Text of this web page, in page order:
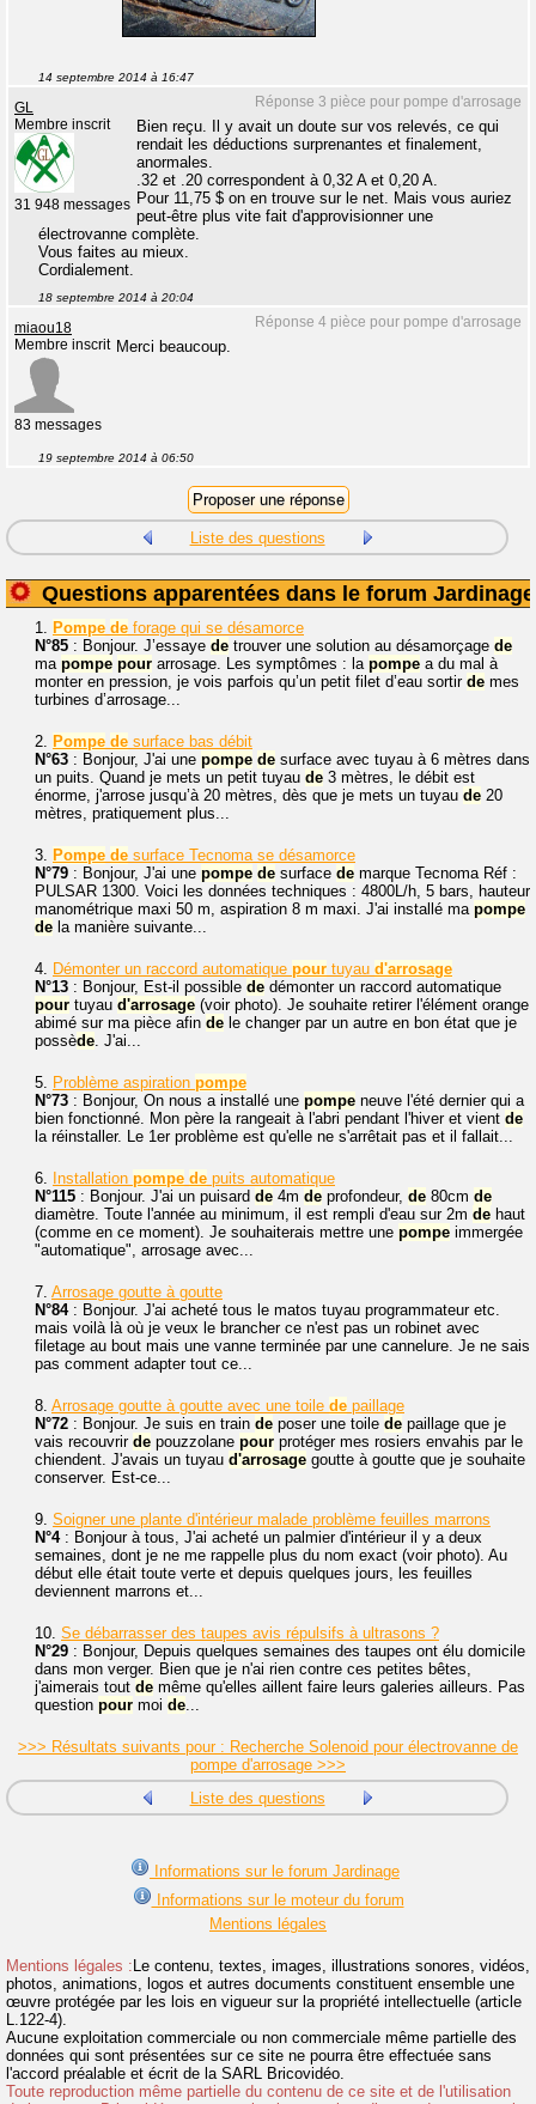
14 septembre 2014 à 16:47
Réponse 3 pièce pour pompe d'arrosage
GL
Membre inscrit
31 948 messages
Bien reçu. Il y avait un doute sur vos relevés, ce qui
rendait les déductions surprenantes et finalement,
anormales.
.32 et .20 correspondent à 0,32 A et 0,20 A.
Pour 11,75 $ on en trouve sur le net. Mais vous auriez
peut-être plus vite fait d'approvisionner une
électrovanne complète.
Vous faites au mieux.
Cordialement.
18 septembre 2014 à 20:04
Réponse 4 pièce pour pompe d'arrosage
miaou18
Membre inscrit
83 messages
Merci beaucoup.
19 septembre 2014 à 06:50
Liste des questions
Questions apparentées dans le forum Jardinage
1. Pompe de forage qui se désamorce
N°85 : Bonjour. J’essaye de trouver une solution au désamorçage de
ma pompe pour arrosage. Les symptômes : la pompe a du mal à
monter en pression, je vois parfois qu’un petit filet d’eau sortir de mes
turbines d’arrosage...
2. Pompe de surface bas débit
N°63 : Bonjour, J'ai une pompe de surface avec tuyau à 6 mètres dans
un puits. Quand je mets un petit tuyau de 3 mètres, le débit est
énorme, j'arrose jusqu’à 20 mètres, dès que je mets un tuyau de 20
mètres, pratiquement plus...
3. Pompe de surface Tecnoma se désamorce
N°79 : Bonjour, J'ai une pompe de surface de marque Tecnoma Réf :
PULSAR 1300. Voici les données techniques : 4800L/h, 5 bars, hauteur
manométrique maxi 50 m, aspiration 8 m maxi. J'ai installé ma pompe
de la manière suivante...
4. Démonter un raccord automatique pour tuyau d'arrosage
N°13 : Bonjour, Est-il possible de démonter un raccord automatique
pour tuyau d'arrosage (voir photo). Je souhaite retirer l'élément orange
abimé sur ma pièce afin de le changer par un autre en bon état que je
possède . J'ai...
5. Problème aspiration pompe
N°73 : Bonjour, On nous a installé une pompe neuve l'été dernier qui a
bien fonctionné. Mon père la rangeait à l'abri pendant l'hiver et vient de
la réinstaller. Le 1er problème est qu'elle ne s'arrêtait pas et il fallait...
6. Installation pompe de puits automatique
N°115 : Bonjour. J'ai un puisard de 4m de profondeur, de 80cm de
diamètre. Toute l'année au minimum, il est rempli d'eau sur 2m de haut
(comme en ce moment). Je souhaiterais mettre une pompe immergée
"automatique", arrosage avec...
7. Arrosage goutte à goutte
N°84: Bonjour. J'ai acheté tous le matos tuyau programmateur etc.
mais voilà là où je veux le brancher ce n'est pas un robinet avec
filetage au bout mais une vanne terminée par une cannelure. Je ne sais
pas comment adapter tout ce...
8. Arrosage goutte à goutte avec une toile de paillage
N°72 : Bonjour. Je suis en train de poser une toile de paillage que je
vais recouvrir de pouzzolane pour protéger mes rosiers envahis par le
chiendent. J'avais un tuyau d'arrosage goutte à goutte que je souhaite
conserver. Est-ce...
9. Soigner une plante d'intérieur malade problème feuilles marrons
N°4: Bonjour à tous, J'ai acheté un palmier d'intérieur il y a deux
semaines, dont je ne me rappelle plus du nom exact (voir photo). Au
début elle était toute verte et depuis quelques jours, les feuilles
deviennent marrons et...
10. Se débarrasser des taupes avis répulsifs à ultrasons ?
N°29 : Bonjour, Depuis quelques semaines des taupes ont élu domicile
dans mon verger. Bien que je n'ai rien contre ces petites bêtes,
j'aimerais tout de même qu'elles aillent faire leurs galeries ailleurs. Pas
question pour moi de
>>> Résultats suivants pour : Recherche Solenoid pour électrovanne de
pompe d'arrosage >>>
Liste des questions
Informations sur le forum Jardinage
Informations sur le moteur du forum
Mentions légales
Mentions légales :Le contenu, textes, images, illustrations sonores, vidéos,
photos, animations, logos et autres documents constituent ensemble une
œuvre protégée par les lois en vigueur sur la propriété intellectuelle (article
L.122-4).
Aucune exploitation commerciale ou non commerciale même partielle des
données qui sont présentées sur ce site ne pourra être effectuée sans
l'accord préalable et écrit de la SARL Bricovidéo.
Toute reproduction même partielle du contenu de ce site et de l'utilisation